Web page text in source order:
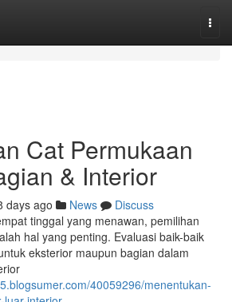
Cat Permukaan
& Interior
days ago News
Discuss
tinggal yang menawan, pemilihan
hal yang penting. Evaluasi baik-baik
eksterior maupun bagian dalam
40059296/menentukan-